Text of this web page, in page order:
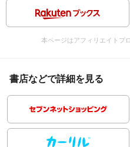
本ページはアフィリエイトプ
書店などで詳細を見る